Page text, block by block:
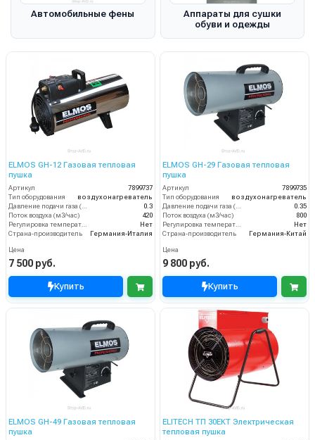
Автомобильные фены
Аппараты для сушки
обуви и одежды
ELMOS GH-12 Газовая тепловая
пушка
Артикул
7899737
Тип оборудования
воздухонагреватель
Давление подачи газа (бар)
0.3
Поток воздуха (м3/час)
420
Регулировка температуры термостатом
Нет
Страна-производитель
Германия-Италия
Цена
7 500 руб.
Купить
ELMOS GH-29 Газовая тепловая
пушка
Артикул
7899735
Тип оборудования
воздухонагреватель
Давление подачи газа (бар)
0.35
Поток воздуха (м3/час)
800
Регулировка температуры термостатом
Нет
Страна-производитель
Германия-Китай
Цена
9 800 руб.
Купить
ELMOS GH-49 Газовая тепловая
пушка
ELITECH ТП 30ЕКТ Электрическая
тепловая пушка